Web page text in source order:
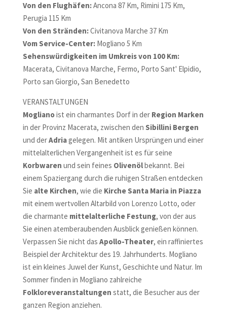
Von den Flughäfen:Ancona 87 Km, Rimini 175 Km,
Perugia 115 Km
Von den Stränden:Civitanova Marche 37 Km
Vom Service-Center:Mogliano 5 Km
Sehenswürdigkeiten im Umkreis von 100 Km:
Macerata, Civitanova Marche, Fermo, Porto Sant' Elpidio,
Porto san Giorgio, San Benedetto
VERANSTALTUNGEN
Moglianoist ein charmantes Dorf in der Region Marken
in der Provinz Macerata, zwischen den Sibillini Bergen
und derAdriagelegen. Mit antiken Ursprüngen und einer
mittelalterlichen Vergangenheit ist es für seine
Korbwaren und sein feines Olivenölbekannt. Bei
einem Spaziergang durch die ruhigen Straßen entdecken
Sie alte Kirchen, wie die Kirche Santa Maria in Piazza
mit einem wertvollen Altarbild von Lorenzo Lotto, oder
die charmante mittelalterliche Festung, von der aus
Sie einen atemberaubenden Ausblick genießen können.
Verpassen Sie nicht das Apollo-Theater, ein raffiniertes
Beispiel der Architektur des 19. Jahrhunderts. Mogliano
ist ein kleines Juwel der Kunst, Geschichte und Natur. Im
Sommer finden in Mogliano zahlreiche
Folkloreveranstaltungen statt, die Besucher aus der
ganzen Region anziehen.